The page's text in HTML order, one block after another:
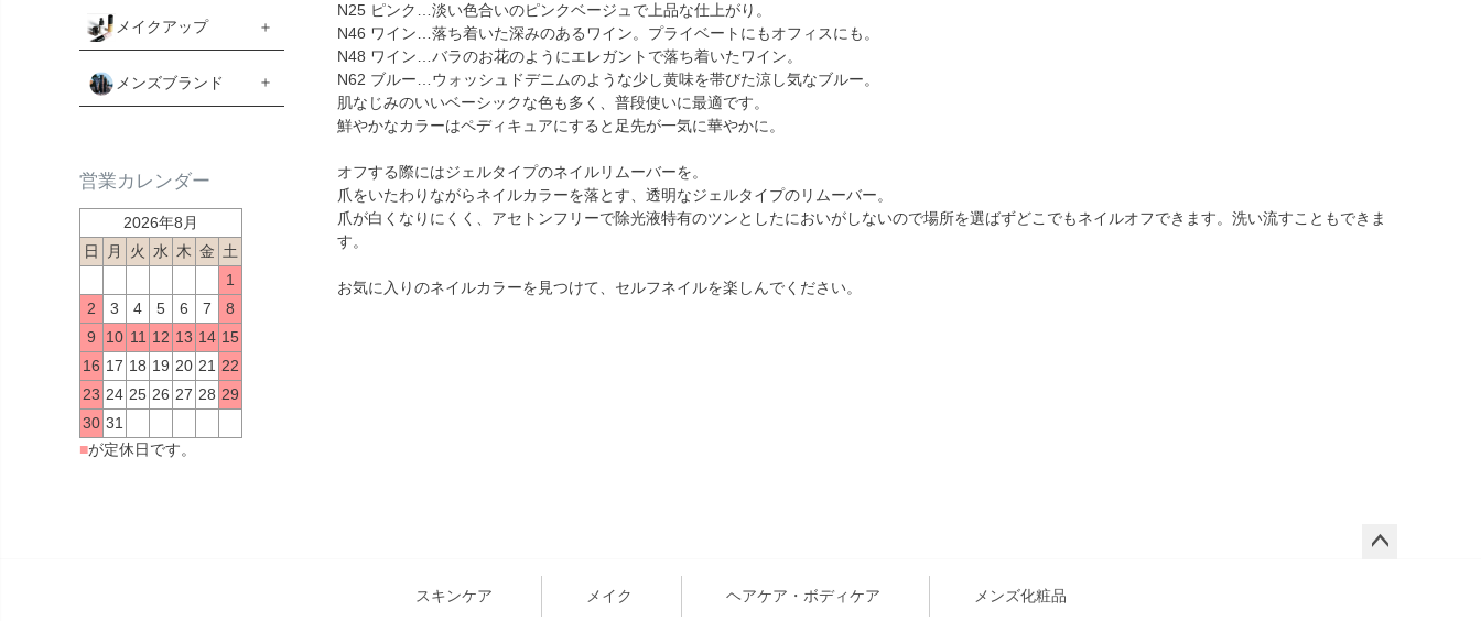
メイクアップ
メンズブランド
営業カレンダー
2026年8月
日
月 火 水 木 金 土
1
2
3 4 5 6 7
8
9
10 11 12 13 14 15
16 17 18 19 20 21 22
23 24 25 26 27 28 29
30 31
■が定休日です。
N25 ピンク…淡い色合いのピンクベージュで上品な仕上がり。
N46 ワイン…落ち着いた深みのあるワイン。プライベートにもオフィスにも。
N48 ワイン…バラのお花のようにエレガントで落ち着いたワイン。
N62 ブルー…ウォッシュドデニムのような少し黄味を帯びた涼し気なブルー。
肌なじみのいいベーシックな色も多く、普段使いに最適です。
鮮やかなカラーはペディキュアにすると足先が一気に華やかに。
オフする際にはジェルタイプのネイルリムーバーを。
爪をいたわりながらネイルカラーを落とす、透明なジェルタイプのリムーバー。
爪が白くなりにくく、アセトンフリーで除光液特有のツンとしたにおいがしないので場所を選ばずどこでもネイルオフできます。洗い流すこともできま
す。
お気に入りのネイルカラーを見つけて、セルフネイルを楽しんでください。
スキンケア メイク ヘアケア・ボディケア メンズ化粧品